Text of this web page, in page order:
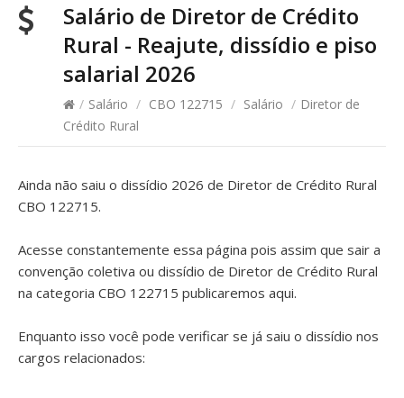
Salário de Diretor de Crédito
Rural - Reajute, dissídio e piso
salarial 2026
/ Salário / CBO 122715 / Salário / Diretor de
Crédito Rural
Ainda não saiu o dissídio 2026 de Diretor de Crédito Rural
CBO 122715.
Acesse constantemente essa página pois assim que sair a
convenção coletiva ou dissídio de Diretor de Crédito Rural
na categoria CBO 122715 publicaremos aqui.
Enquanto isso você pode verificar se já saiu o dissídio nos
cargos relacionados: